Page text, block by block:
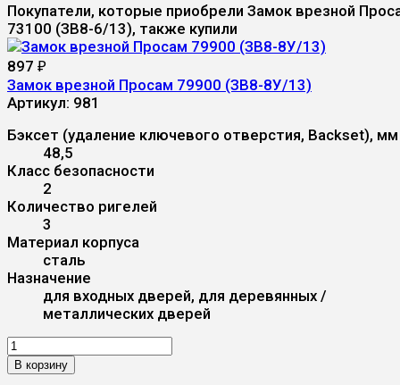
Покупатели, которые приобрели Замок врезной
73100 (ЗВ8-6/13), также купили
897 ₽
Замок врезной Просам 79900 (ЗВ8-8У/13)
Артикул: 981
Бэксет (удаление ключевого отверстия, Backset), мм
48,5
Класс безопасности
2
Количество ригелей
3
Материал корпуса
сталь
Назначение
для входных дверей, для деревянных /
металлических дверей
В корзину